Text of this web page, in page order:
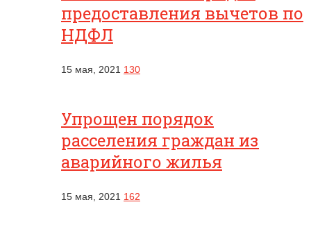
предоставления вычетов по
НДФЛ
15 мая, 2021 130
Упрощен порядок
расселения граждан из
аварийного жилья
15 мая, 2021 162